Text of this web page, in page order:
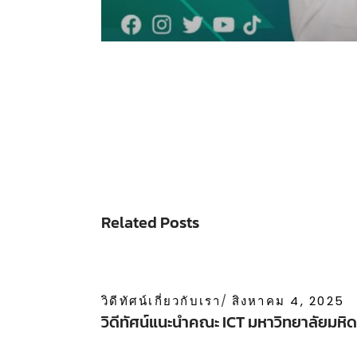
Related Posts
วิดีทัศน์เกี่ยวกับเรา สิงหาคม 4, 2025
วิดีทัศน์แนะนำคณะ ICT มหาวิทยาลัยมหิ